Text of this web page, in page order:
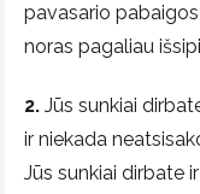
pavasario
noras pagaliau
2. Jūs sunkiai
ir niekada
Jūs sunkiai dirbate